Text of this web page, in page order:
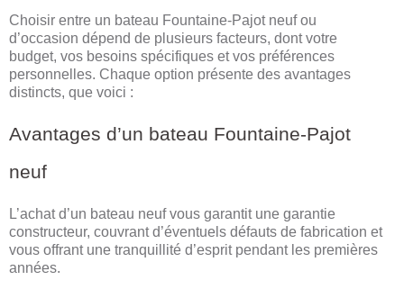
Choisir entre un bateau Fountaine-Pajot neuf ou
d’occasion dépend de plusieurs facteurs, dont votre
budget, vos besoins spécifiques et vos préférences
personnelles. Chaque option présente des avantages
distincts, que voici :
Avantages d’un bateau Fountaine-Pajot
neuf
L’achat d’un bateau neuf vous garantit une garantie
constructeur, couvrant d’éventuels défauts de fabrication et
vous offrant une tranquillité d’esprit pendant les premières
années.